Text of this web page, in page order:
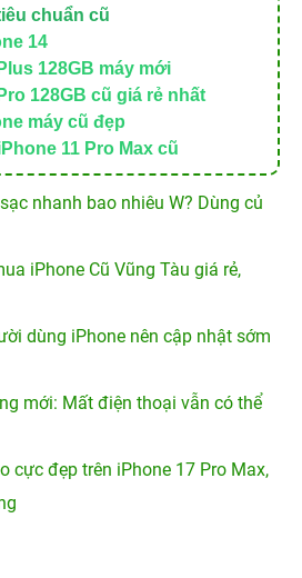
chuẩn cũ
14
128GB máy mới
128GB cũ giá rẻ nhất
máy cũ đẹp
11 Pro Max cũ
nhanh bao nhiêu W? Dùng củ
iPhone Cũ Vũng Tàu giá rẻ,
dùng iPhone nên cập nhật sớm
mới: Mất điện thoại vẫn có thể
cực đẹp trên iPhone 17 Pro Max,